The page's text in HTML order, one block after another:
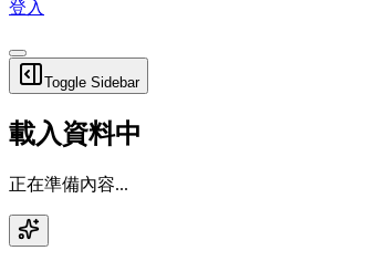
登入
Toggle Sidebar
載入資料中
正在準備內容...